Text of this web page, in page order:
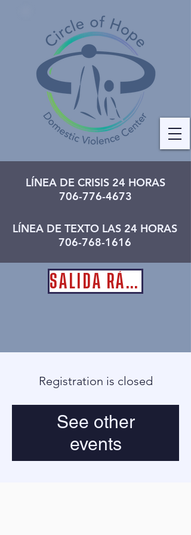
LÍNEA DE CRISIS 24 HORAS
706-776-4673
LÍNEA DE TEXTO LAS 24 HORAS
706-768-1616
Registration is closed
See other
events